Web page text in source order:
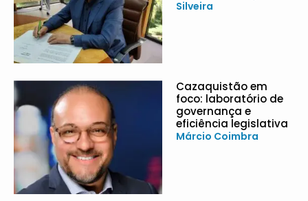
Silveira
Cazaquistão em
foco: laboratório de
governança e
eficiência legislativa
Márcio Coimbra